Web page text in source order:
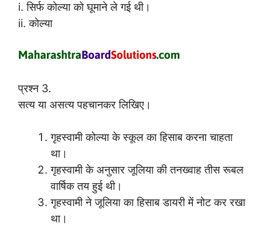
i. सिर्फ कोल्या को घूमाने ले गई थी।
ii. कोल्या
प्रश्न 3.
सत्य या असत्य पहचानकर लिखिए।
गृहस्वामी कोल्या के स्कूल का हिसाब करना चाहता
था।
गृहस्वामी के अनुसार जूलिया की तनख्वाह तीस रूबल
वार्षिक तय हुई थी।
गृहस्वामी ने जूलिया का हिसाब डायरी में नोट कर रखा
था।